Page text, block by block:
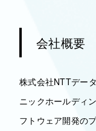
会社概要
株式会社NTTデー
ニックホールディ
フトウェア開発の